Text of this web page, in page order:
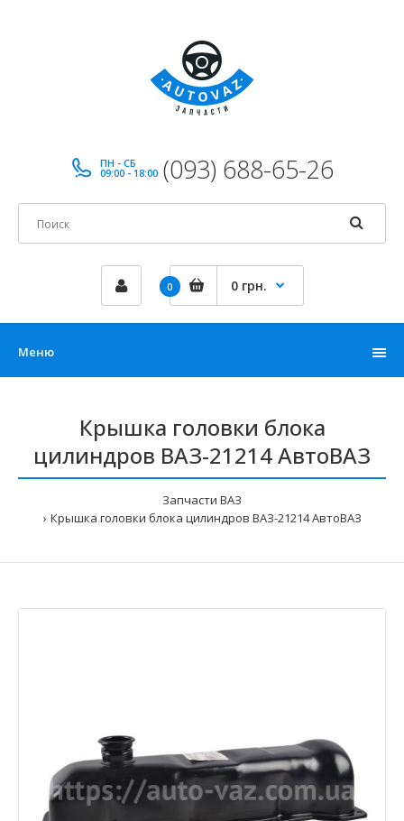
ПН - СБ
09:00 - 18:00 (093) 688-65-26
0 0 грн.
Меню
Крышка головки блока
цилиндров ВАЗ-21214 АвтоВАЗ
Запчасти ВАЗ
Крышка головки блока цилиндров ВАЗ-21214 АвтоВАЗ